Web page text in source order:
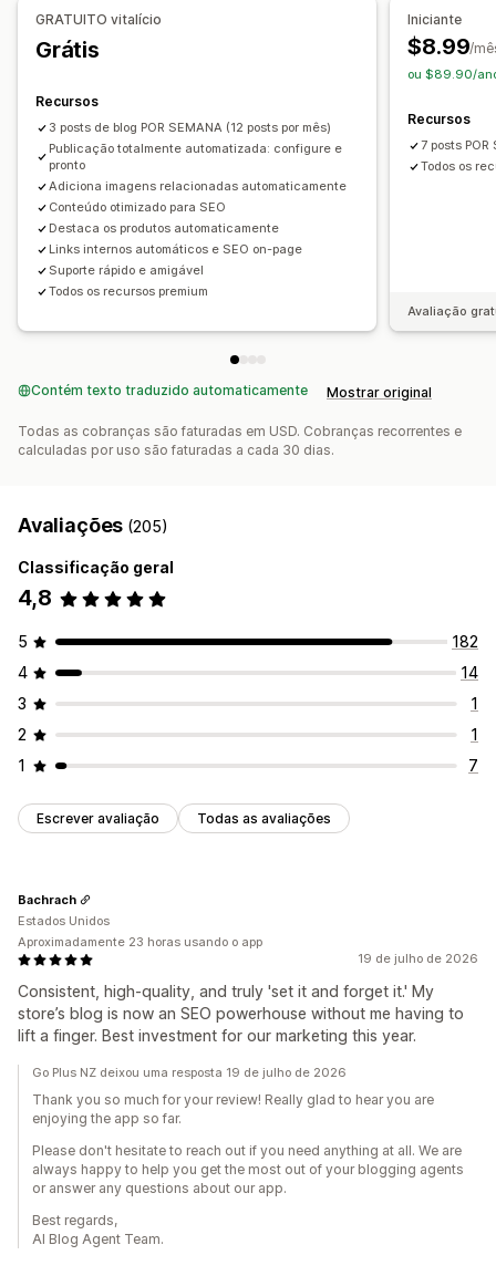
Análise de SEO
Tags de anúncios
Relatórios
GRATUITO vitalício
Grátis
Recursos
3 posts de blog POR SEMANA (12 posts por mês)
Publicação totalmente automatizada: configure e
pronto
Adiciona imagens relacionadas automaticamente
Conteúdo otimizado para SEO
Destaca os produtos automaticamente
Links internos automáticos e SEO on-page
Suporte rápido e amigável
Todos os recursos premium
Iniciante
$8.99/
ou $89.90/
Recursos
7 posts
Todos os
Avaliação
Contém texto traduzido automaticamente Mostrar original
Todas as cobranças são faturadas em USD. Cobranças recorrentes e
calculadas por uso são faturadas a cada 30 dias.
Avaliações (205)
Classificação geral
4,8
5
182
4
14
3
1
2
1
1
7
Escrever avaliação Todas as avaliações
19 de julho de 2026
Consistent, high-quality, and truly 'set it and forget it.' My
store’s blog is now an SEO powerhouse without me having to
lift a finger. Best investment for our marketing this year.
Bachrach
Estados Unidos
Aproximadamente 23 horas usando o app
Go Plus NZ deixou uma resposta 19 de julho de 2026
Thank you so much for your review! Really glad to hear you are
enjoying the app so far.
Please don't hesitate to reach out if you need anything at all. We are
always happy to help you get the most out of your blogging agents
or answer any questions about our app.
Best regards,
AI Blog Agent Team.